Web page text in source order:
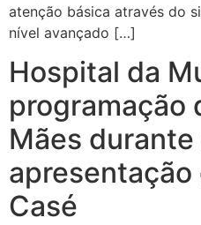
atenção básica através do
nível avançado […]
Hospital da
programação
Mães
apresentação
Casé